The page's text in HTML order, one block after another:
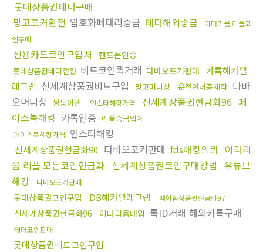
롯데상품권테더구매
망고포커환전 암호화폐대리송금 테더해외송금
이더리움 리플코
인구매
신용카드코인구입처 핸드폰인증
롯데상품권테더전환 비트코인퀵거래 다바오포커판매 카톡해커텔
레그램 신세계상품권비트구입 망고머니상 운전면허증제작 다바
오머니상 쌍둥이폰 인스타해킹가격 신세계상품권현금화96 페
이스북해킹 카톡인증 리플송금업체
페이스북해킹가격 인스타해킹
신세계상품권현금화90 다바오포커판매 fds해킹의뢰 이더리
움 리플 모든코인현금화 신세계상품권코인구매방법 유튜브
해킹
다바오포커판매
롯데상품권코인구입 DB해커텔레그램 백화점상품권현금화97
신세계상품권현금화96 이더리움매입 톡ID거래 해외카톡구매
테더코인판매
롯데상품권비트코인구입